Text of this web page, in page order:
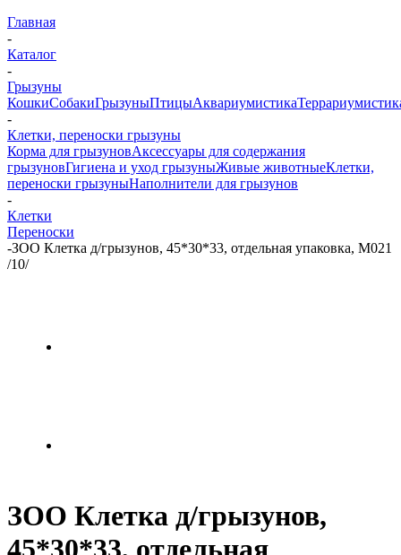
Главная
-
Каталог
-
Грызуны
КошкиСобакиГрызуныПтицыАквариумистика
-
Клетки, переноски грызуны
Корма для грызуновАксессуары для содержания
грызуновГигиена и уход грызуныЖивые животныеКлетки,
переноски грызуныНаполнители для грызунов
-
Клетки
Переноски
-ЗОО Клетка д/грызунов, 45*30*33, отдельная упаковка, М021
/10/
ЗОО Клетка д/грызунов,